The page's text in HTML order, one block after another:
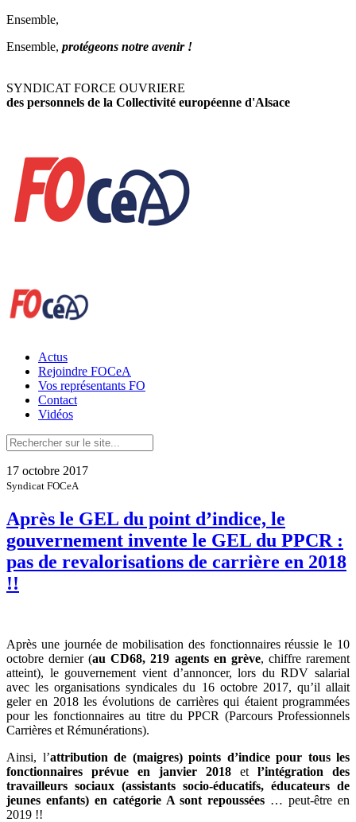
Ensemble,
Ensemble, protégeons notre avenir !
SYNDICAT FORCE OUVRIERE
des personnels de la Collectivité européenne d'Alsace
Actus
Rejoindre FOCeA
Vos représentants FO
Contact
Vidéos
17 octobre 2017
Syndicat FOCeA
Après le GEL du point d’indice, le
gouvernement invente le GEL du PPCR :
pas de revalorisations de carrière en 2018
!!
Après une journée de mobilisation des fonctionnaires réussie le 10
octobre dernier (au CD68, 219 agents en grève, chiffre rarement
atteint), le gouvernement vient d’annoncer, lors du RDV salarial
avec les organisations syndicales du 16 octobre 2017, qu’il allait
geler en 2018 les évolutions de carrières qui étaient programmées
pour les fonctionnaires au titre du PPCR (Parcours Professionnels
Carrières et Rémunérations).
Ainsi, l’attribution de (maigres) points d’indice pour tous les
fonctionnaires prévue en janvier 2018 et l’intégration des
travailleurs sociaux (assistants socio-éducatifs, éducateurs de
jeunes enfants) en catégorie A sont repoussées … peut-être en
2019 !!